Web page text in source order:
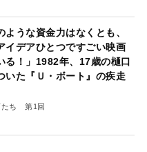
ような資金力はなくとも、
イデアひとつですごい映画
る！」1982年、17歳の樋口
いた『Ｕ・ボート』の疾走
たち 第1回